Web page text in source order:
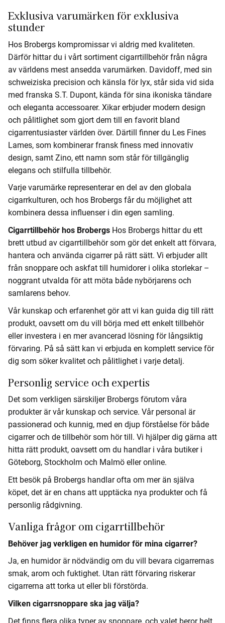
Exklusiva varumärken för exklusiva
stunder
Hos Brobergs kompromissar vi aldrig med kvaliteten.
Därför hittar du i vårt sortiment cigarrtillbehör från några
av världens mest ansedda varumärken. Davidoff, med sin
schweiziska precision och känsla för lyx, står sida vid sida
med franska S.T. Dupont, kända för sina ikoniska tändare
och eleganta accessoarer. Xikar erbjuder modern design
och pålitlighet som gjort dem till en favorit bland
cigarrentusiaster världen över. Därtill finner du Les Fines
Lames, som kombinerar fransk finess med innovativ
design, samt Zino, ett namn som står för tillgänglig
elegans och stilfulla tillbehör.
Varje varumärke representerar en del av den globala
cigarrkulturen, och hos Brobergs får du möjlighet att
kombinera dessa influenser i din egen samling.
Cigarrtillbehör hos Brobergs Hos Brobergs hittar du ett
brett utbud av cigarrtillbehör som gör det enkelt att förvara,
hantera och använda cigarrer på rätt sätt. Vi erbjuder allt
från snoppare och askfat till humidorer i olika storlekar –
noggrant utvalda för att möta både nybörjarens och
samlarens behov.
Vår kunskap och erfarenhet gör att vi kan guida dig till rätt
produkt, oavsett om du vill börja med ett enkelt tillbehör
eller investera i en mer avancerad lösning för långsiktig
förvaring. På så sätt kan vi erbjuda en komplett service för
dig som söker kvalitet och pålitlighet i varje detalj.
Personlig service och expertis
Det som verkligen särskiljer Brobergs förutom våra
produkter är vår kunskap och service. Vår personal är
passionerad och kunnig, med en djup förståelse för både
cigarrer och de tillbehör som hör till. Vi hjälper dig gärna att
hitta rätt produkt, oavsett om du handlar i våra butiker i
Göteborg, Stockholm och Malmö eller online.
Ett besök på Brobergs handlar ofta om mer än själva
köpet, det är en chans att upptäcka nya produkter och få
personlig rådgivning.
Vanliga frågor om cigarrtillbehör
Behöver jag verkligen en humidor för mina cigarrer?
Ja, en humidor är nödvändig om du vill bevara cigarrernas
smak, arom och fuktighet. Utan rätt förvaring riskerar
cigarrerna att torka ut eller bli förstörda.
Vilken cigarrsnoppare ska jag välja?
Det finns flera olika typer av snoppare, och valet beror helt